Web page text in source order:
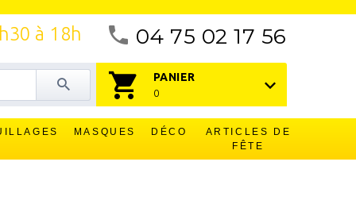
04 75 02 17 56
à 18h
PANIER
0
MASQUES DÉCO
ARTICLES DE
FÊTE